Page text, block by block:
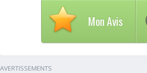
Mon Avis
AVERTISSEMENTS